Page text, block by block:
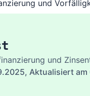
und
und
Aktualisiert am